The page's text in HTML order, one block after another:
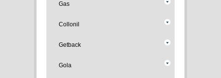
Gas
Collonil
Getback
Gola